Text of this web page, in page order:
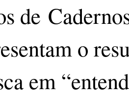
de
o
em